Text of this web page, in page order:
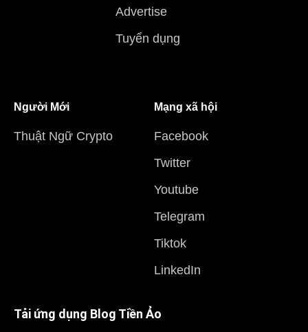
Advertise
Tuyển dụng
Người Mới
Thuật Ngữ Crypto
Mạng xã hội
Facebook
Twitter
Youtube
Telegram
Tiktok
LinkedIn
Tải ứng dụng Blog Tiền Ảo